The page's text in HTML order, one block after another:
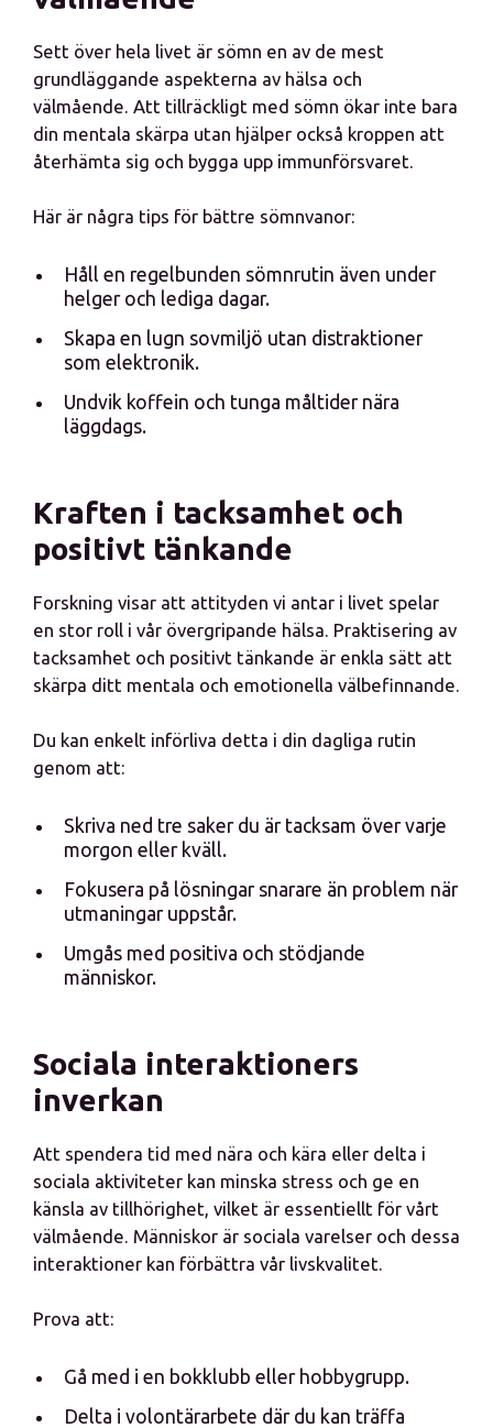
Sett över hela livet är sömn en av de mest
grundläggande aspekterna av hälsa och
välmående. Att tillräckligt med sömn ökar inte bara
din mentala skärpa utan hjälper också kroppen att
återhämta sig och bygga upp immunförsvaret.
Här är några tips för bättre sömnvanor:
Håll en regelbunden sömnrutin även under
helger och lediga dagar.
Skapa en lugn sovmiljö utan distraktioner
som elektronik.
Undvik koffein och tunga måltider nära
läggdags.
Kraften i tacksamhet och
positivt tänkande
Forskning visar att attityden vi antar i livet spelar
en stor roll i vår övergripande hälsa. Praktisering av
tacksamhet och positivt tänkande är enkla sätt att
skärpa ditt mentala och emotionella välbefinnande.
Du kan enkelt införliva detta i din dagliga rutin
genom att:
Skriva ned tre saker du är tacksam över varje
morgon eller kväll.
Fokusera på lösningar snarare än problem när
utmaningar uppstår.
Umgås med positiva och stödjande
människor.
Sociala interaktioners
inverkan
Att spendera tid med nära och kära eller delta i
sociala aktiviteter kan minska stress och ge en
känsla av tillhörighet, vilket är essentiellt för vårt
välmående. Människor är sociala varelser och dessa
interaktioner kan förbättra vår livskvalitet.
Prova att:
Gå med i en bokklubb eller hobbygrupp.
Delta i volontärarbete där du kan träffa